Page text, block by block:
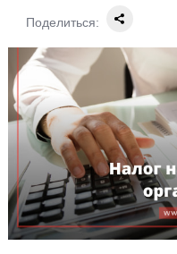
Поделиться: